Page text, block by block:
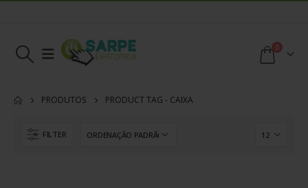
0
PRODUTOS PRODUCT TAG - CAIXA
FILTER